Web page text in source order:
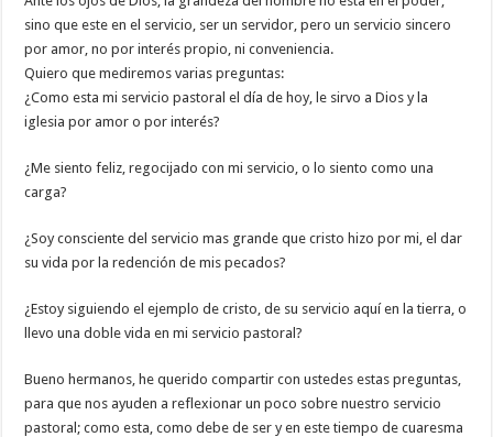
sino que este en el servicio, ser un servidor, pero un servicio sincero
por amor, no por interés propio, ni conveniencia.
Quiero que mediremos varias preguntas:
¿Como esta mi servicio pastoral el día de hoy, le sirvo a Dios y la
iglesia por amor o por interés?
¿Me siento feliz, regocijado con mi servicio, o lo siento como una
carga?
¿Soy consciente del servicio mas grande que cristo hizo por mi, el dar
su vida por la redención de mis pecados?
¿Estoy siguiendo el ejemplo de cristo, de su servicio aquí en la tierra, o
llevo una doble vida en mi servicio pastoral?
Bueno hermanos, he querido compartir con ustedes estas preguntas,
para que nos ayuden a reflexionar un poco sobre nuestro servicio
pastoral; como esta, como debe de ser y en este tiempo de cuaresma